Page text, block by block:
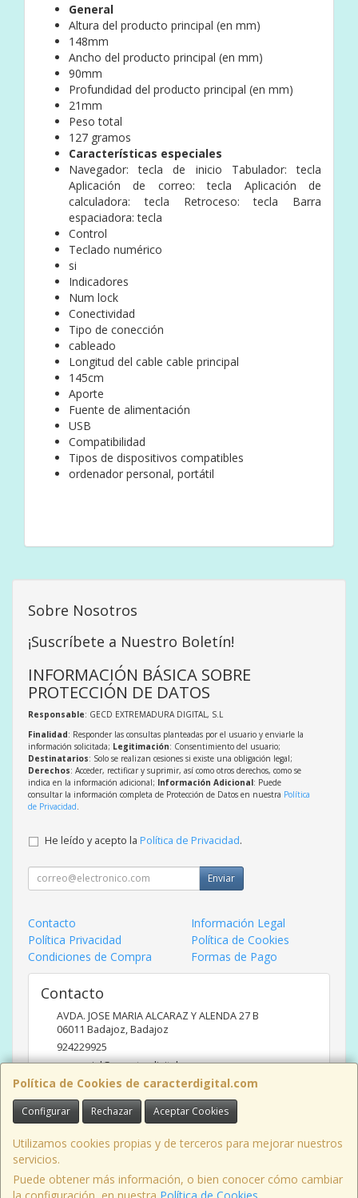
General
Altura del producto principal (en mm)
148mm
Ancho del producto principal (en mm)
90mm
Profundidad del producto principal (en mm)
21mm
Peso total
127 gramos
Características especiales
Navegador: tecla de inicio Tabulador: tecla
Aplicación de correo: tecla Aplicación de
calculadora: tecla Retroceso: tecla Barra
espaciadora: tecla
Control
Teclado numérico
si
Indicadores
Num lock
Conectividad
Tipo de conección
cableado
Longitud del cable cable principal
145cm
Aporte
Fuente de alimentación
USB
Compatibilidad
Tipos de dispositivos compatibles
ordenador personal, portátil
Política de Cookies de caracterdigital.com
Configurar Rechazar Aceptar Cookies
Utilizamos cookies propias y de terceros para mejorar nuestros
servicios.
Puede obtener más información, o bien conocer cómo cambiar
Sobre Nosotros
¡Suscríbete a Nuestro Boletín!
INFORMACIÓN BÁSICA SOBRE
PROTECCIÓN DE DATOS
Responsable: GECD EXTREMADURA DIGITAL, S.L
Finalidad: Responder las consultas planteadas por el usuario y enviarle la
información solicitada; Legitimación: Consentimiento del usuario;
Destinatarios: Solo se realizan cesiones si existe una obligación legal;
Derechos: Acceder, rectificar y suprimir, así como otros derechos, como se
indica en la información adicional; Información Adicional: Puede
consultar la información completa de Protección de Datos en nuestra Política
de Privacidad
He leído y acepto la Política de Privacidad.
Enviar
Contacto
Información Legal
Política Privacidad
Política de Cookies
Condiciones de Compra
Formas de Pago
Contacto
AVDA. JOSE MARIA ALCARAZ Y ALENDA 27 B
06011 Badajoz,Badajoz
924229925
comercial@caracterdigital.com
Horario
DE 10 A 14 HORAS DE MAÑANA, 17 A 20:30 HORAS TARDES